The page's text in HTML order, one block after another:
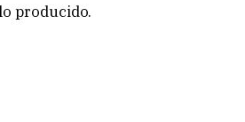
producido.